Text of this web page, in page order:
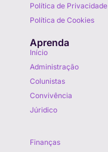
Política de Privacidade
Política de Cookies
Aprenda
Início
Administração
Colunistas
Convivência
Júridico
Finanças